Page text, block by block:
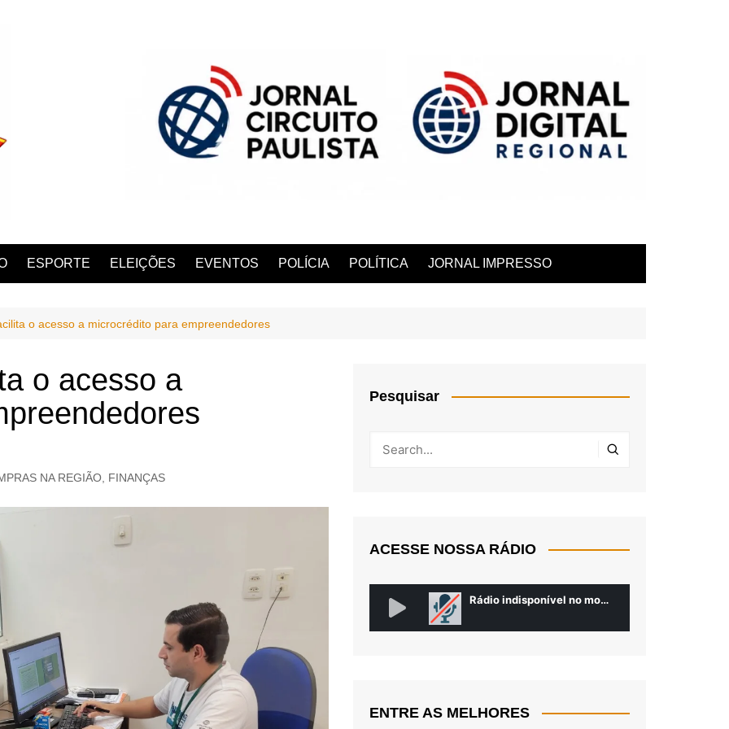
PRETO
ESPORTE ELEIÇÕES EVENTOS POLÍCIA POLÍTICA JORNAL IMPRESSO
o acesso a microcrédito para empreendedores
o acesso a
NA REGIÃO FINANÇAS
Pesquisar
ACESSE NOSSA RÁDIO
ENTRE AS MELHORES